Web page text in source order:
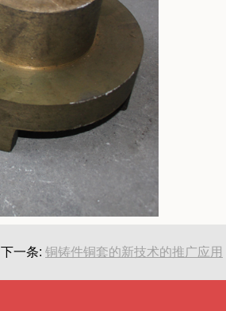
下一条:铜铸件铜套的新技术的推广应用